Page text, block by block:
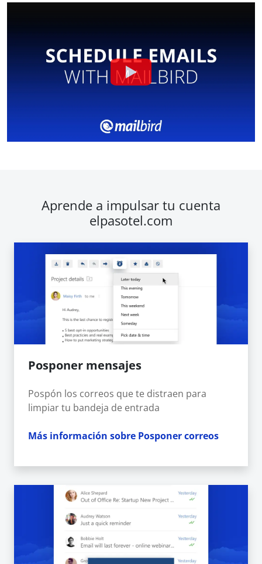
Aprende a impulsar tu cuenta
elpasotel.com
Posponer mensajes
Pospón los correos que te distraen para
limpiar tu bandeja de entrada
Más información sobre Posponer correos